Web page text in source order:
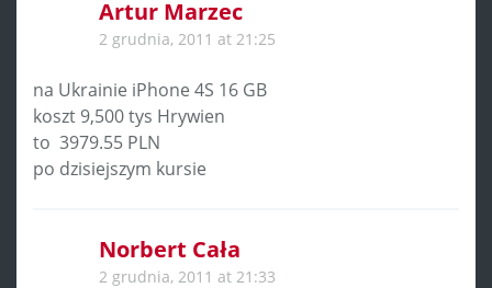
Artur Marzec
2 grudnia, 2011 at 21:25
na Ukrainie iPhone 4S 16 GB
koszt 9,500 tys Hrywien
to 3979.55 PLN
po dzisiejszym kursie
Norbert Cała
2 grudnia, 2011 at 21:33